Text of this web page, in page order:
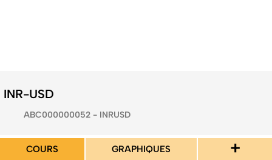
INR-USD
ABC000000052 - INRUSD
COURS GRAPHIQUES +